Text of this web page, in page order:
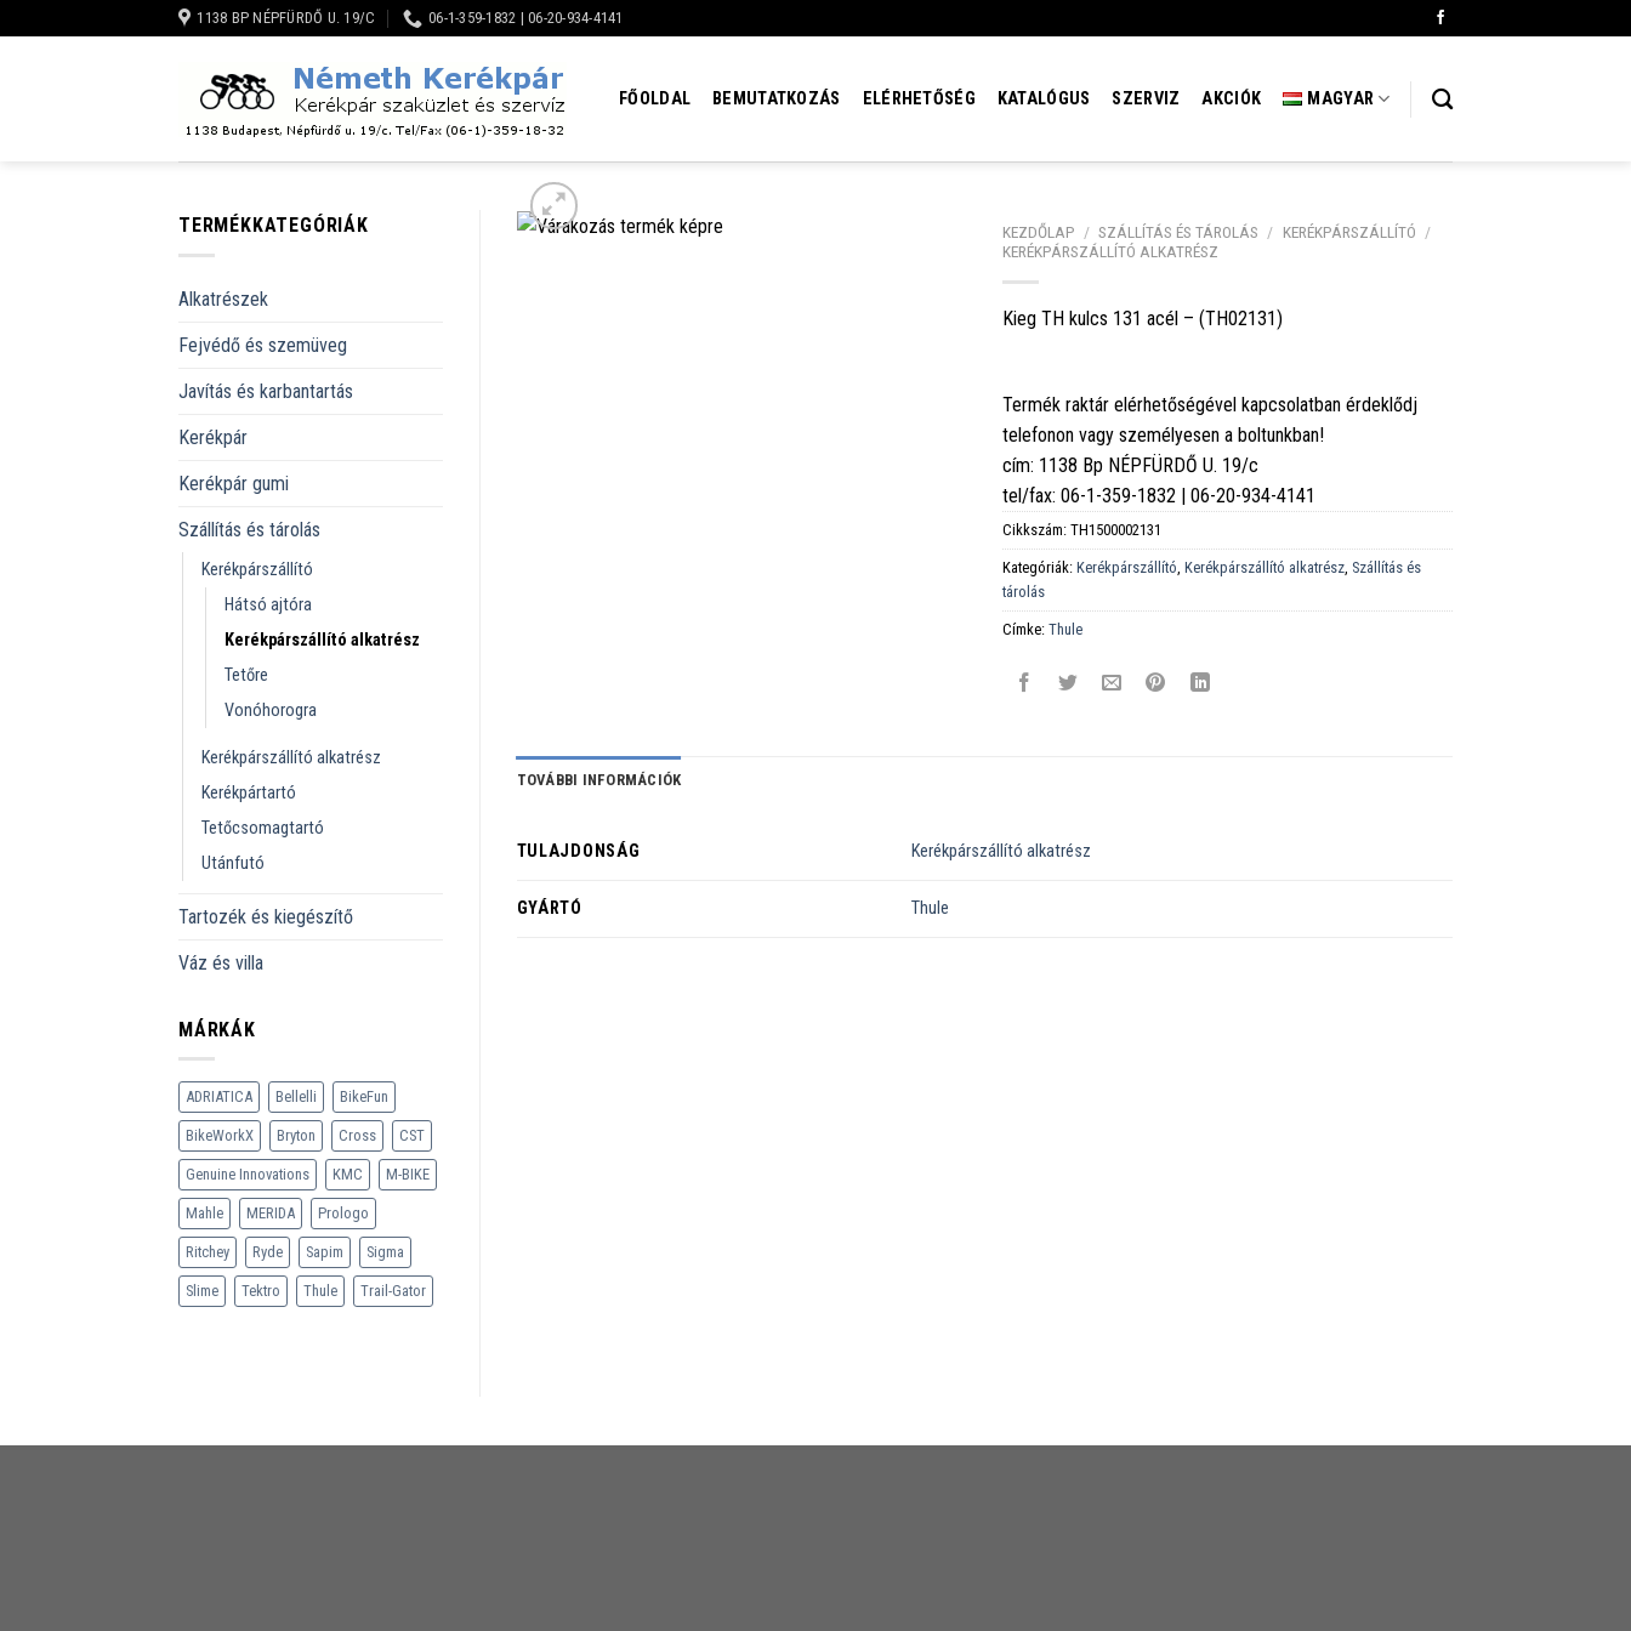
to
1138 BP NÉPFÜRDŐ U. 19/C 06-1-359-1832 | 06-20-934-4141
FŐOLDAL BEMUTATKOZÁS ELÉRHETŐSÉG KATALÓGUS SZERVIZ AKCIÓK MAGYAR
TERMÉKKATEGÓRIÁK
Alkatrészek
Fejvédő és szemüveg
Javítás és karbantartás
Kerékpár
Kerékpár gumi
Szállítás és tárolás
Kerékpárszállító
Hátsó ajtóra
Kerékpárszállító alkatrész
Tetőre
Vonóhorogra
Kerékpárszállító alkatrész
Kerékpártartó
Tetőcsomagtartó
Utánfutó
Tartozék és kiegészítő
Váz és villa
MÁRKÁK
ADRIATICA Bellelli BikeFun
BikeWorkX Bryton Cross CST
Genuine Innovations KMC M-BIKE
Mahle MERIDA Prologo
Ritchey Ryde Sapim Sigma
Slime Tektro Thule Trail-Gator
KEZDŐLAP / SZÁLLÍTÁS ÉS TÁROLÁS / KERÉKPÁRSZÁLLÍTÓ /
KERÉKPÁRSZÁLLÍTÓ ALKATRÉSZ
Kieg TH kulcs 131 acél – (TH02131)
Termék raktár elérhetőségével kapcsolatban érdeklődj
telefonon vagy személyesen a boltunkban!
cím: 1138 Bp NÉPFÜRDŐ U. 19/c
tel/fax: 06-1-359-1832 | 06-20-934-4141
Cikkszám:TH1500002131
Kategóriák:Kerékpárszállító ,Kerékpárszállító alkatrész Szállítás és
tárolás
Címke:Thule
TOVÁBBI INFORMÁCIÓK
TULAJDONSÁG Kerékpárszállító alkatrész
GYÁRTÓ Thule